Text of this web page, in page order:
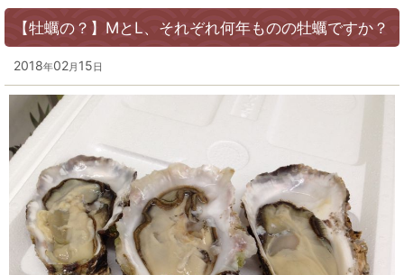
【牡蠣の？】MとL、それぞれ何年ものの牡蠣ですか？
2018年02月 15日